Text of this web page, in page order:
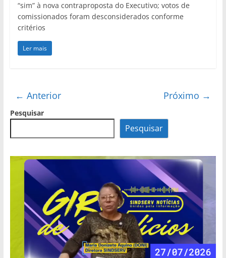
“sim” à nova contraproposta do Executivo; votos de
comissionados foram desconsiderados conforme
critérios
Ler mais
← Anterior Próximo →
Pesquisar
Pesquisar